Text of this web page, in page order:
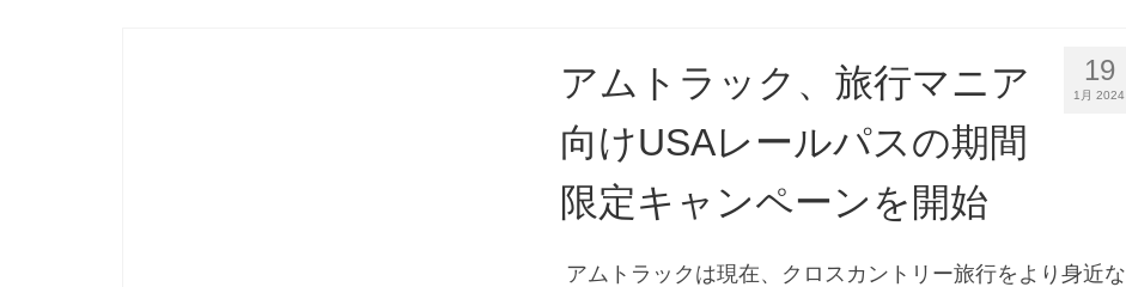
19
1月 2024
アムトラック、旅行マニア
向けUSAレールパスの期間
限定キャンペーンを開始
アムトラックは現在、クロスカントリー旅行をより身近な